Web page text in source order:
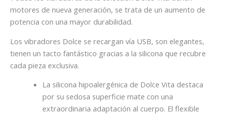
motores de nueva generación, se trata de un aumento de
potencia con una mayor durabilidad.
Los vibradores Dolce se recargan vía USB, son elegantes,
tienen un tacto fantástico gracias a la silicona que recubre
cada pieza exclusiva.
La silicona hipoalergénica de Dolce Vita destaca
por su sedosa superficie mate con una
extraordinaria adaptación al cuerpo. El flexible